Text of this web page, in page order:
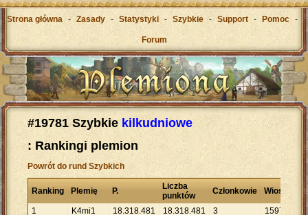
Strona główna - Zasady - Statystyki - Szybkie - Support - Pomoc -
Forum
#19781 Szybkie kilkudniowe
: Rankingi plemion
Powrót do rund Szybkich
Ranking Plemię P.
Liczba
punktów
Członkowie Wioski
1 K4mi1 18.318.481 18.318.481 3
1597